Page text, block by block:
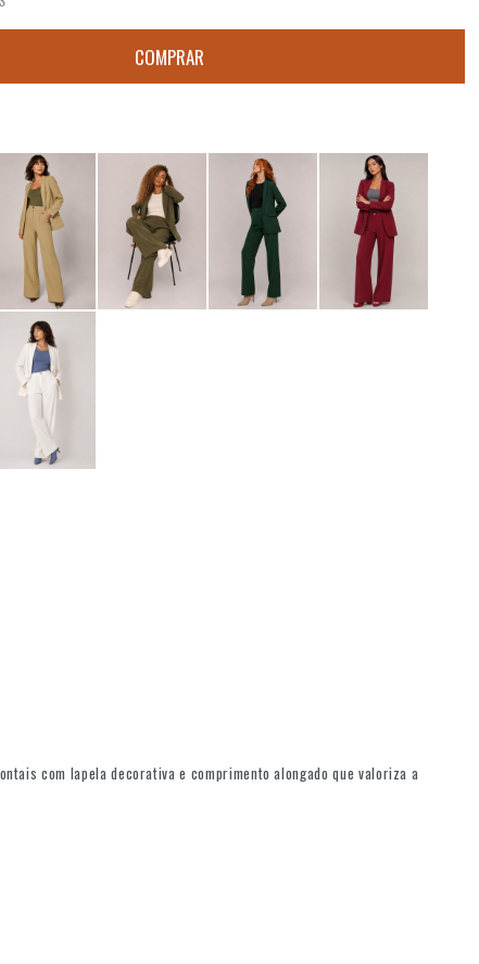
com lapela decorativa e comprimento alongado que valoriza a